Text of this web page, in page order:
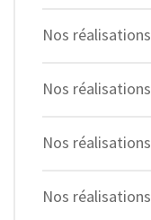
Nos
Nos
Nos
Nos